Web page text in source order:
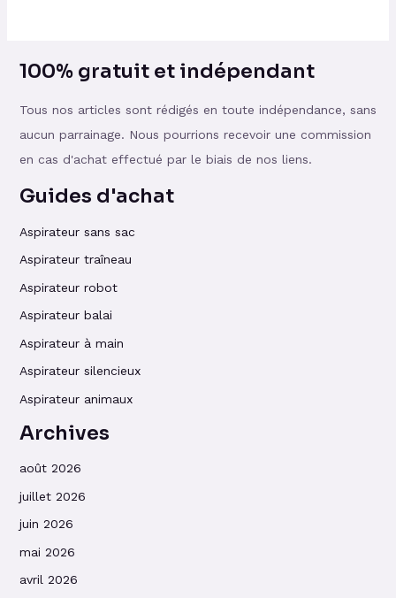
100% gratuit et indépendant
Tous nos articles sont rédigés en toute indépendance, sans
aucun parrainage. Nous pourrions recevoir une commission
en cas d'achat effectué par le biais de nos liens.
Guides d'achat
Aspirateur sans sac
Aspirateur traîneau
Aspirateur robot
Aspirateur balai
Aspirateur à main
Aspirateur silencieux
Aspirateur animaux
Archives
août 2026
juillet 2026
juin 2026
mai 2026
avril 2026